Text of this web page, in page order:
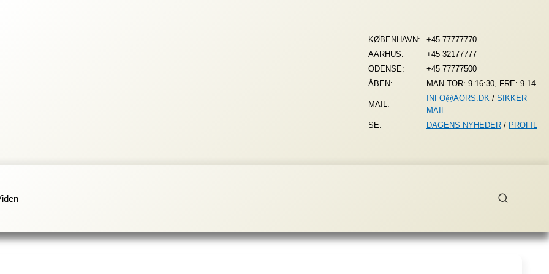
KØBENHAVN:
+45 77777770
AARHUS:
+45 32177777
ODENSE:
+45 77777500
ÅBEN:
MAN-TOR: 9-16:30, FRE: 9-14
MAIL:
INFO@AORS.DK / SIKKER
MAIL
SE:
DAGENS NYHEDER / PROFIL